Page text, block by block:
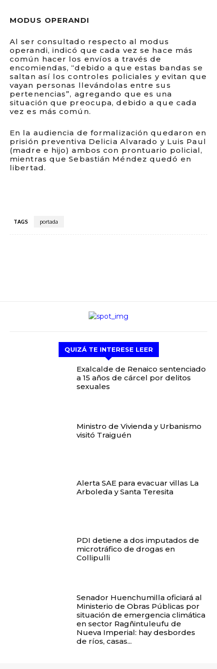
MODUS OPERANDI
Al ser consultado respecto al modus
operandi, indicó que cada vez se hace más
común hacer los envíos a través de
encomiendas, “debido a que estas bandas se
saltan así los controles policiales y evitan que
vayan personas llevándolas entre sus
pertenencias”, agregando que es una
situación que preocupa, debido a que cada
vez es más común.
En la audiencia de formalización quedaron en
prisión preventiva Delicia Alvarado y Luis Paul
(madre e hijo) ambos con prontuario policial,
mientras que Sebastián Méndez quedó en
libertad.
TAGS portada
QUIZÁ TE INTERESE LEER
Exalcalde de Renaico sentenciado
a 15 años de cárcel por delitos
sexuales
Ministro de Vivienda y Urbanismo
visitó Traiguén
Alerta SAE para evacuar villas La
Arboleda y Santa Teresita
PDI detiene a dos imputados de
microtráfico de drogas en
Collipulli
Senador Huenchumilla oficiará al
Ministerio de Obras Públicas por
situación de emergencia climática
en sector Ragñintuleufu de
Nueva Imperial: hay desbordes
de ríos, casas...